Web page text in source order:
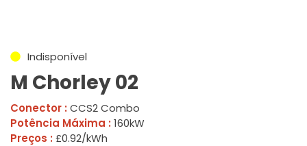
Indisponível
M Chorley 02
Conector : CCS2 Combo
Potência Máxima : 160kW
Preços : £0.92/kWh